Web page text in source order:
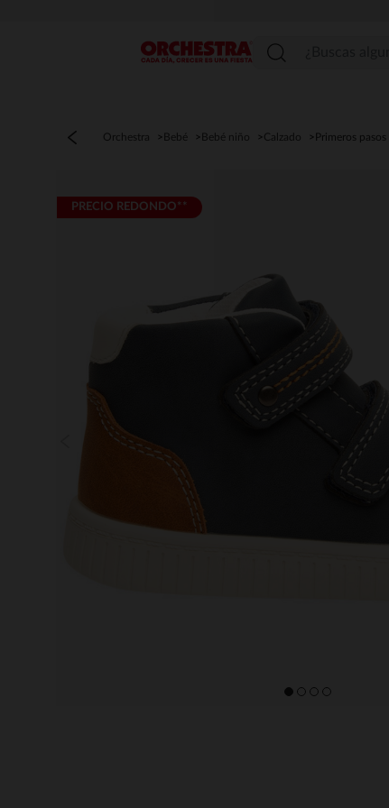
Menú
Orchestra Bebé Bebé niño Calzado Primeros pasos
PRECIO REDONDO**